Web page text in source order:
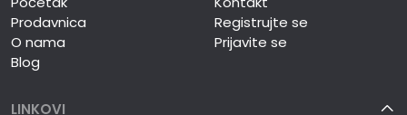
Prodavnica
O nama
Blog
Registrujte se
Prijavite se
LINKOVI